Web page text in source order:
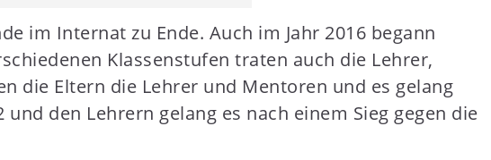
im Internat zu Ende. Auch im Jahr 2016 begann
Klassenstufen traten auch die Lehrer,
die Eltern die Lehrer und Mentoren und es gelang
den Lehrern gelang es nach einem Sieg gegen die